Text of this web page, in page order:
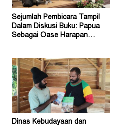
Sejumlah Pembicara Tampil
Dalam Diskusi Buku: Papua
Sebagai Oase Harapan
Dinas Kebudayaan dan